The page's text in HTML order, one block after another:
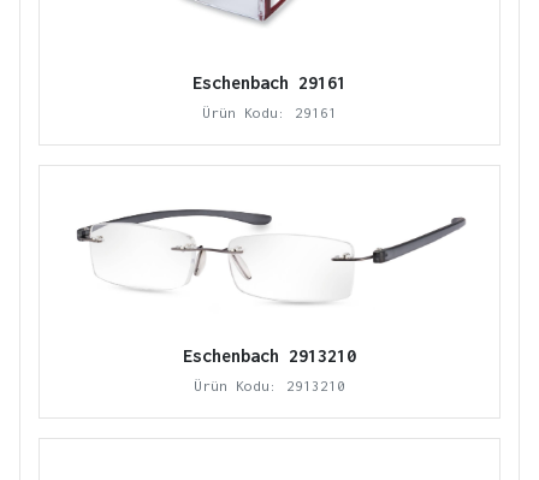
Eschenbach 29161
Ürün Kodu: 29161
Eschenbach 2913210
Ürün Kodu: 2913210